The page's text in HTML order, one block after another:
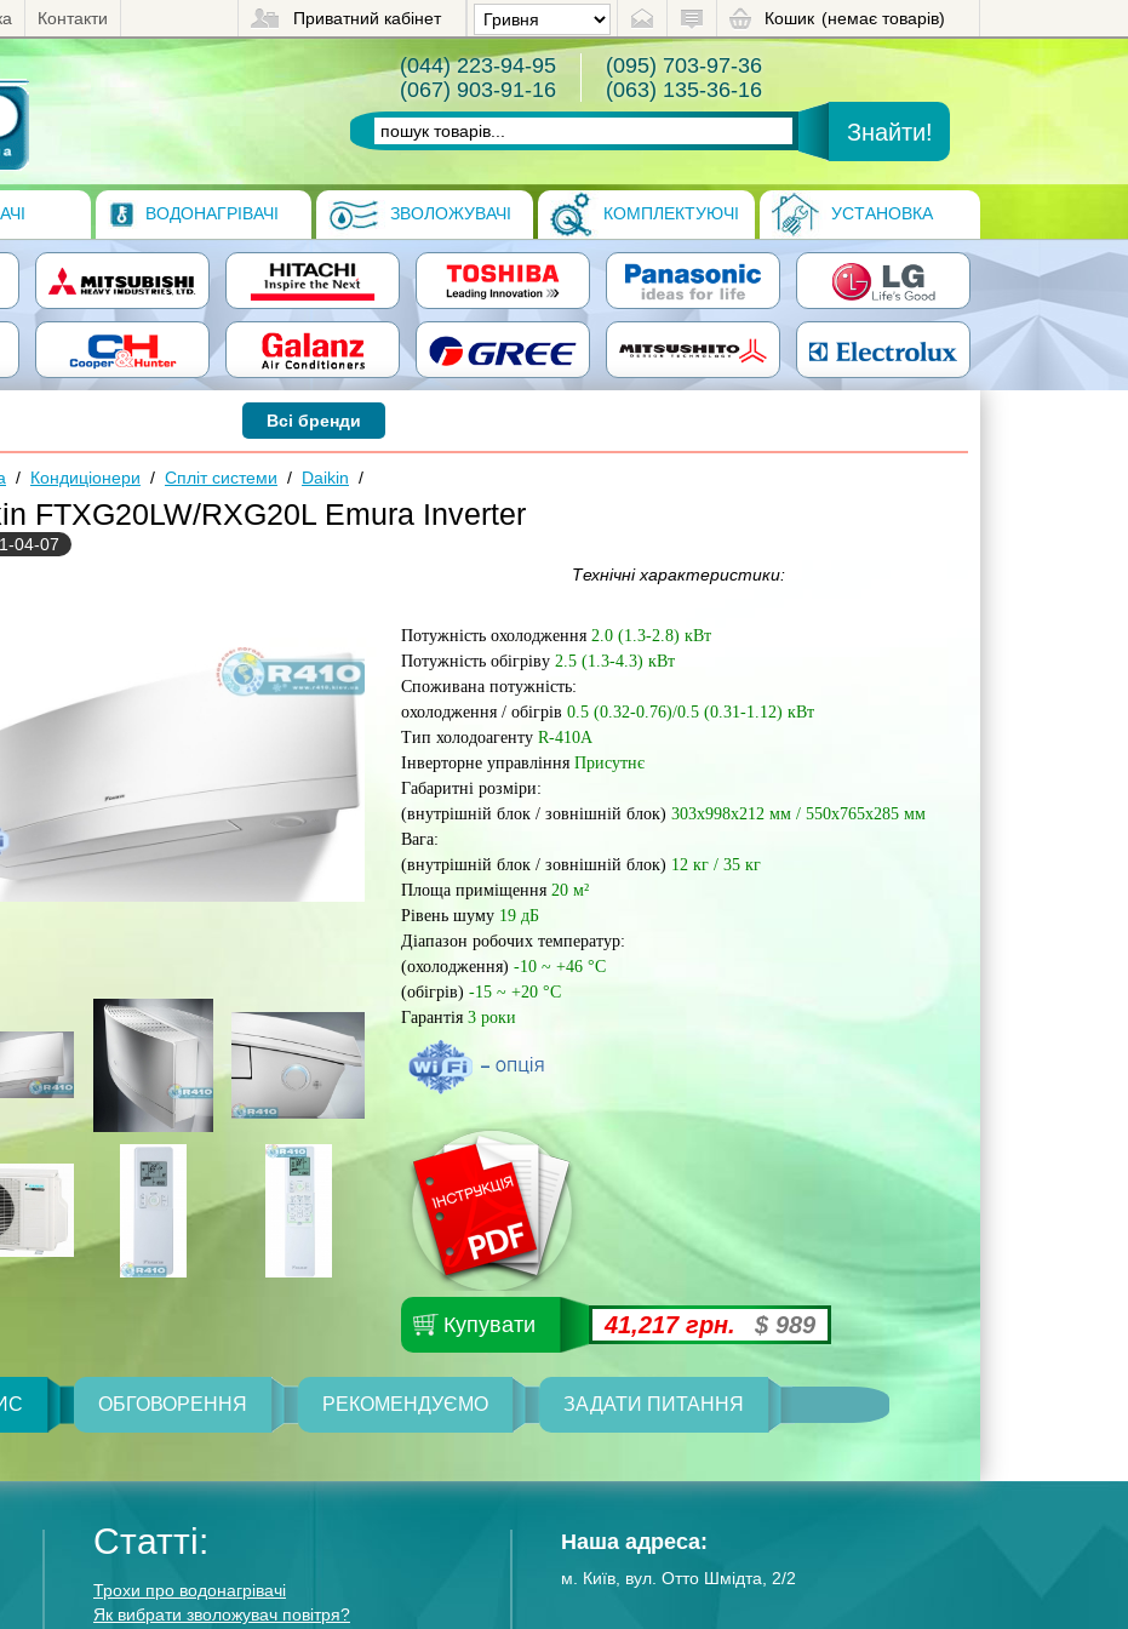
Контакти Кошик (немає товарів)
Приватний кабінет
(044) 223-94-95
(067) 903-91-16
(095) 703-97-36
(063) 135-36-16
ВОДОНАГРІВАЧІ ЗВОЛОЖУВАЧІ КОМПЛЕКТУЮЧІ УСТАНОВКА
Всі бренди
/ Кондиціонери / Спліт системи / Daikin /
FTXG20LW/RXG20L Emura Inverter
04-07
Технічні характеристики:
Потужність охолодження 2.0 (1.3-2.8) кВт
Потужність обігріву 2.5 (1.3-4.3) кВт
Споживана потужність:
охолодження / обігрів 0.5 (0.32-0.76)/0.5 (0.31-1.12) кВт
Тип холодоагенту R-410A
Інверторне управління Присутнє
Габаритні розміри:
(внутрішній блок / зовнішній блок) 303x998x212 мм / 550х765х285 мм
Вага:
(внутрішній блок / зовнішній блок) 12 кг / 35 кг
Площа приміщення 20 м²
Рівень шуму 19 дБ
Діапазон робочих температур:
(охолодження) -10 ~ +46 °С
(обігрів) -15 ~ +20 °С
Гарантія 3 роки
Купувати 41,217 грн. $ 989
ОБГОВОРЕННЯ РЕКОМЕНДУЄМО ЗАДАТИ ПИТАННЯ
Статті:
Трохи про водонагрівачі
Як вибрати зволожувач повітря?
Наша адреса:
м. Київ, вул. Отто Шмідта, 2/2